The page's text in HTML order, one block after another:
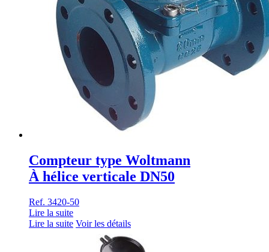
Compteur type Woltmann
À hélice verticale DN50
Ref. 3420-50
Lire la suite
Lire la suite Voir les détails